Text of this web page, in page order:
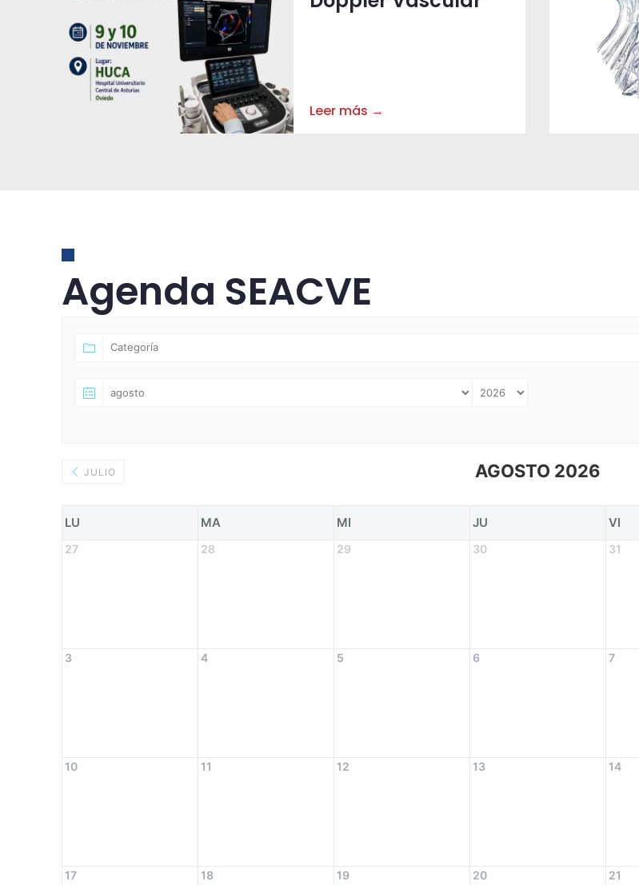
Leer más →
Agenda SEACVE
JULIO AGOSTO 2026
LU MA MI JU VI
27 28 29 30 31
3 4 5 6 7
10 11 12 13 14
17 18 19 20 21